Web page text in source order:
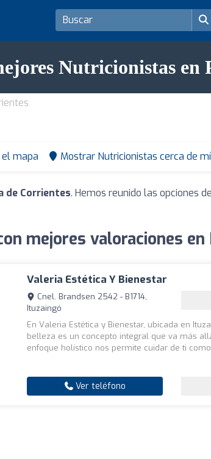
Nutricionistas
mapa Mostrar Nutricionistas cerca de mí
de Corrientes. Hemos reunido las opciones
mejores valoraciones
Valeria Estética Y Bienestar
Cnel. Brandsen 2542 - B1714,
Ituzaingó
En Valeria Estética y Bienestar, ubicada en
belleza es un concepto integral que va más
enfoque holístico nos permite cuidar de ti como
Ver teléfono